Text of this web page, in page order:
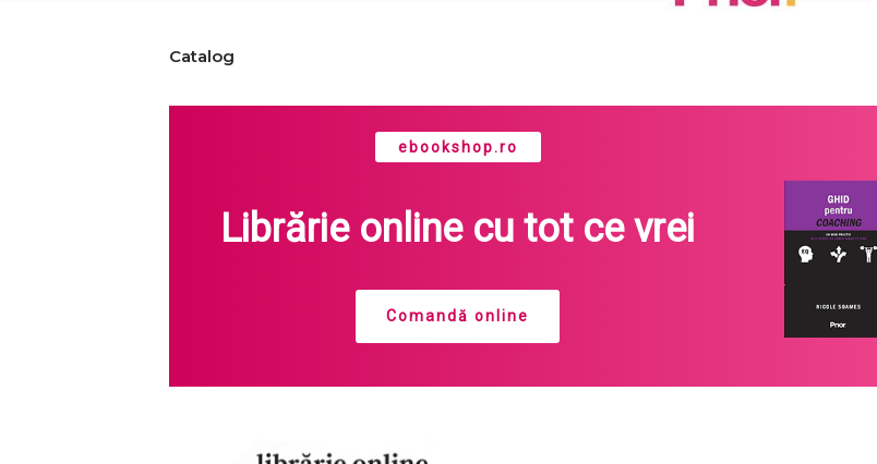
Catalog
ebookshop.ro
Librărie online cu tot ce vrei
Comandă online